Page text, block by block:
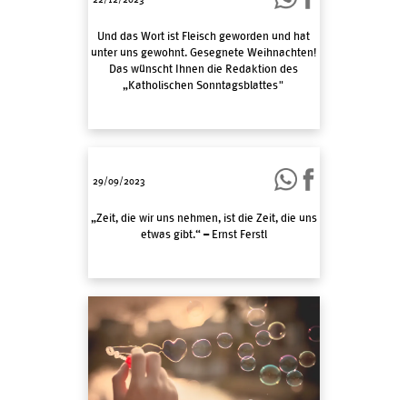
Und das Wort ist Fleisch geworden und hat
unter uns gewohnt. Gesegnete Weihnachten!
Das wünscht Ihnen die Redaktion des
„Katholischen Sonntagsblattes"
29/09/2023
„Zeit, die wir uns nehmen, ist die Zeit, die uns
etwas gibt.“ – Ernst Ferstl